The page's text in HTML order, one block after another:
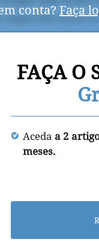
conta? Faça
FAÇA O
Aceda a 2
meses.